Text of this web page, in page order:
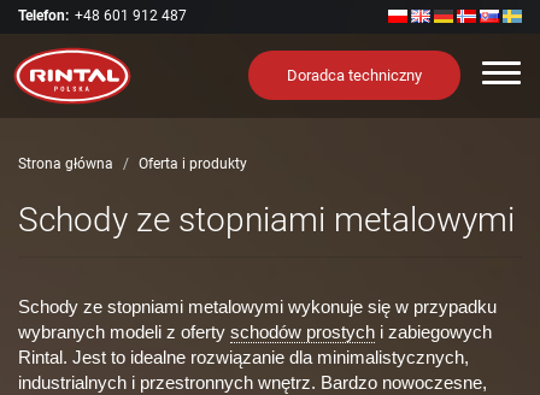
Telefon: +48 601 912 487
Doradca techniczny
Strona główna Oferta i produkty
Schody ze stopniami metalowymi
Schody ze stopniami metalowymi wykonuje się w przypadku
wybranych modeli z oferty schodów prostych i zabiegowych
Rintal. Jest to idealne rozwiązanie dla minimalistycznych,
industrialnych i przestronnych wnętrz. Bardzo nowoczesne,